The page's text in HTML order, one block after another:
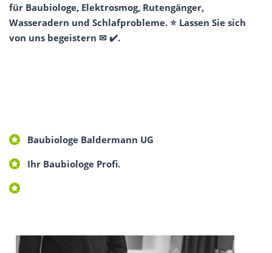
für Baubiologe, Elektrosmog, Rutengänger,
Wasseradern und Schlafprobleme. ⭐ Lassen Sie sich
von uns begeistern ✉ ✔️.
Baubiologe Baldermann UG
Ihr Baubiologe Profi.